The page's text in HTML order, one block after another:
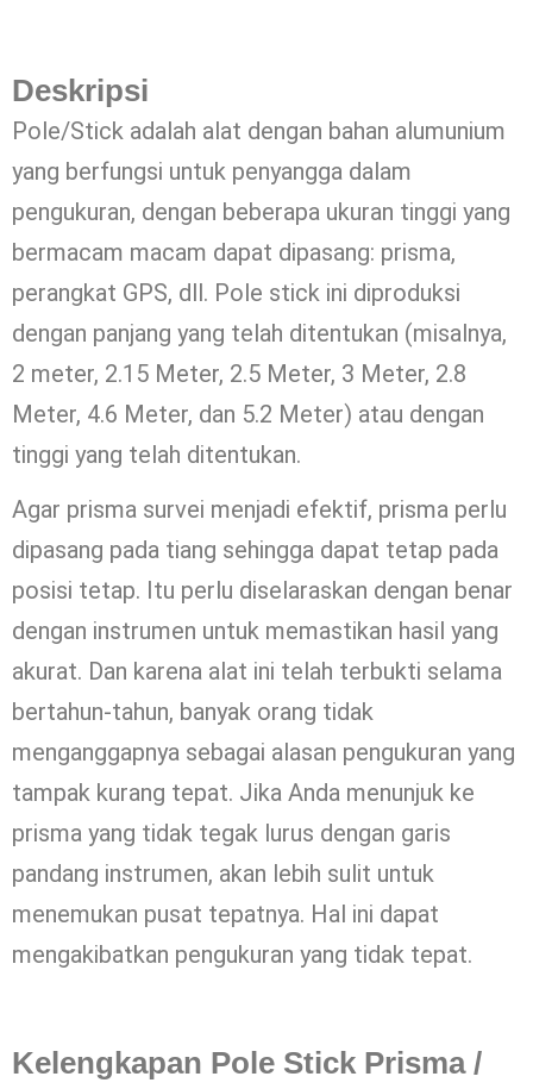
Deskripsi
Pole/Stick adalah alat dengan bahan alumunium
yang berfungsi untuk penyangga dalam
pengukuran, dengan beberapa ukuran tinggi yang
bermacam macam dapat dipasang: prisma,
perangkat GPS, dll. Pole stick ini diproduksi
dengan panjang yang telah ditentukan (misalnya,
2 meter, 2.15 Meter, 2.5 Meter, 3 Meter, 2.8
Meter, 4.6 Meter, dan 5.2 Meter) atau dengan
tinggi yang telah ditentukan.
Agar prisma survei menjadi efektif, prisma perlu
dipasang pada tiang sehingga dapat tetap pada
posisi tetap. Itu perlu diselaraskan dengan benar
dengan instrumen untuk memastikan hasil yang
akurat. Dan karena alat ini telah terbukti selama
bertahun-tahun, banyak orang tidak
menganggapnya sebagai alasan pengukuran yang
tampak kurang tepat. Jika Anda menunjuk ke
prisma yang tidak tegak lurus dengan garis
pandang instrumen, akan lebih sulit untuk
menemukan pusat tepatnya. Hal ini dapat
mengakibatkan pengukuran yang tidak tepat.
Kelengkapan Pole Stick Prisma /